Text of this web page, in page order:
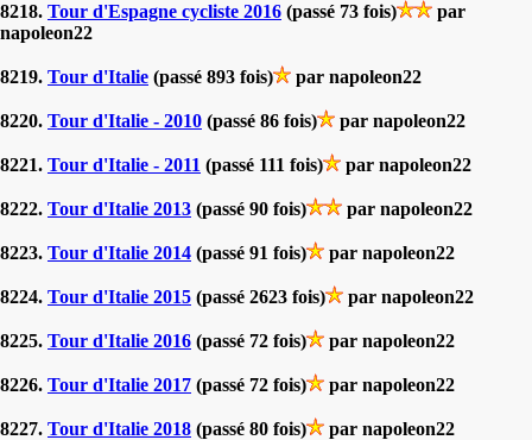
8218. Tour d'Espagne cycliste 2016 (passé 73 fois)
par
napoleon22
8219. Tour d'Italie (passé 893 fois) par napoleon22
8220. Tour d'Italie - 2010 (passé 86 fois) par napoleon22
8221. Tour d'Italie - 2011 (passé 111 fois) par napoleon22
8222. Tour d'Italie 2013 (passé 90 fois) par napoleon22
8223. Tour d'Italie 2014 (passé 91 fois) par napoleon22
8224. Tour d'Italie 2015 (passé 2623 fois) par napoleon22
8225. Tour d'Italie 2016 (passé 72 fois) par napoleon22
8226. Tour d'Italie 2017 (passé 72 fois) par napoleon22
8227. Tour d'Italie 2018 (passé 80 fois) par napoleon22